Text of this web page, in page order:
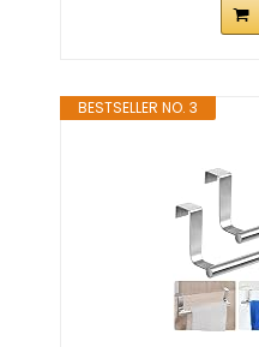
BESTSELLER NO. 3